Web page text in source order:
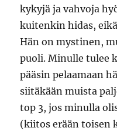
kykyjä ja vahvoja
kuitenkin hidas,
Hän on mystinen,
puoli. Minulle tulee
pääsin pelaamaan
siitäkään muista
top 3, jos minulla
(kiitos erään toisen